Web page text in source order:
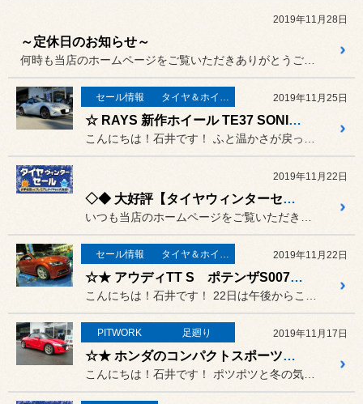
2019年11月28日
～定休日のお知らせ～
セール情報 タイヤ＆ホイール 2019年11月25日
☆ RAYS 新作ホイール TE37 SONIC SL 取り付け作業！ ☆
2019年11月22日
◇◆ 大好評【タイヤウィンターセール】を開催中！！スタッドレスタイヤがお買い得♪♪ ◆◇
セール情報 タイヤ＆ホイール 2019年11月22日
☆★ アウディTT S ポテンザS007A タイヤ交換作業 ☆★
PITWORK 足廻り 2019年11月17日
☆★ ホンダのコンパクトスポーツカーS660 車高調の取付！！ ☆★